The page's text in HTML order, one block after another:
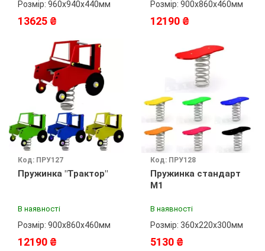
Розмір: 960х940х440мм
13625 ₴
Розмір: 900х860х460мм
12190 ₴
Код: ПРУ127
Пружинка "Трактор"
В наявності
Розмір: 900х860х460мм
12190 ₴
Код: ПРУ128
Пружинка стандарт
М1
В наявності
Розмір: 360х220х300мм
5130 ₴